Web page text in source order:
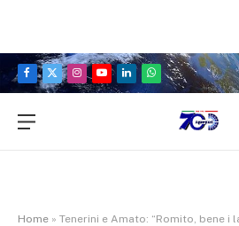
Facebook
X
Instagram
YouTubeLinkedInWhatsApp
Home » Tenerini e Amato: “Romito, bene i lavori Anas. Curioso che